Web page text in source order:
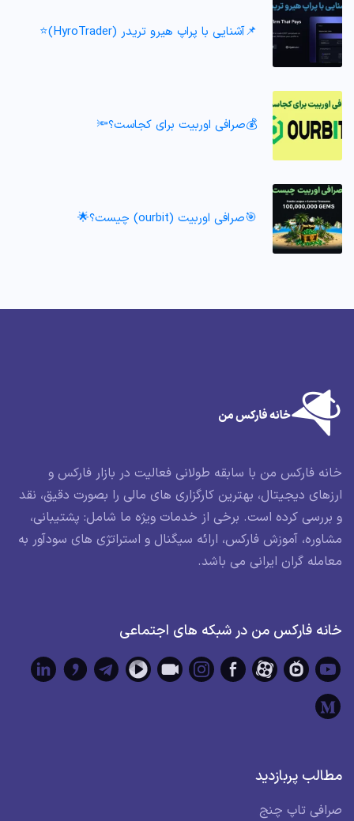
📌آشنایی با پراپ هیرو تریدر (HyroTrader)⭐️
💰صرافی اوربیت برای کجاست؟🔦
🎯صرافی اوربیت (ourbit) چیست؟🌟
خانه فارکس من با سابقه طولانی فعالیت در بازار فارکس و
ارزهای دیجیتال، بهترین کارگزاری های مالی را بصورت دقیق، نقد
و بررسی کرده است. برخی از خدمات ویژه ما شامل: پشتیبانی،
مشاوره، آموزش فارکس، ارائه سیگنال و استراتژی های سودآور به
معامله گران ایرانی می باشد.
خانه فارکس من در شبکه های اجتماعی
مطالب پربازدید
صرافی تاپ چنج